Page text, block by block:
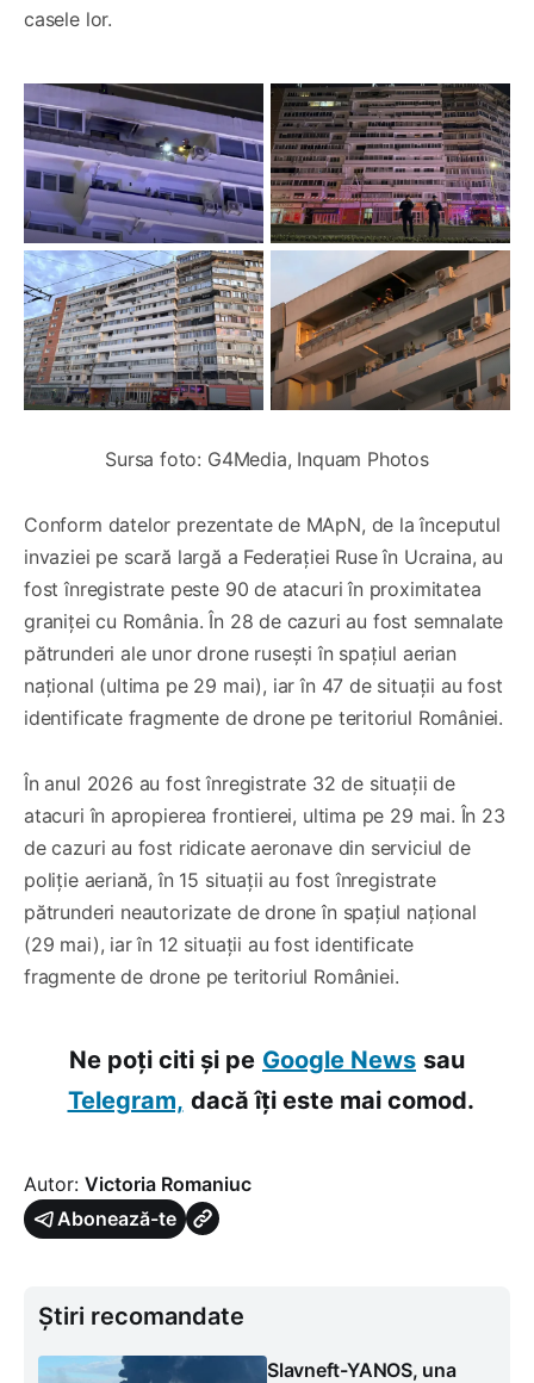
casele lor.
Sursa foto: G4Media, Inquam Photos
Conform datelor prezentate de MApN, de la începutul
invaziei pe scară largă a Federației Ruse în Ucraina, au
fost înregistrate peste 90 de atacuri în proximitatea
graniței cu România. În 28 de cazuri au fost semnalate
pătrunderi ale unor drone rusești în spațiul aerian
național (ultima pe 29 mai), iar în 47 de situații au fost
identificate fragmente de drone pe teritoriul României.
În anul 2026 au fost înregistrate 32 de situații de
atacuri în apropierea frontierei, ultima pe 29 mai. În 23
de cazuri au fost ridicate aeronave din serviciul de
poliție aeriană, în 15 situații au fost înregistrate
pătrunderi neautorizate de drone în spațiul național
(29 mai), iar în 12 situații au fost identificate
fragmente de drone pe teritoriul României.
Ne poți citi și pe Google News sau
Telegram, dacă îți este mai comod.
Autor: Victoria Romaniuc
Abonează-te
Știri recomandate
Slavneft-YANOS, una